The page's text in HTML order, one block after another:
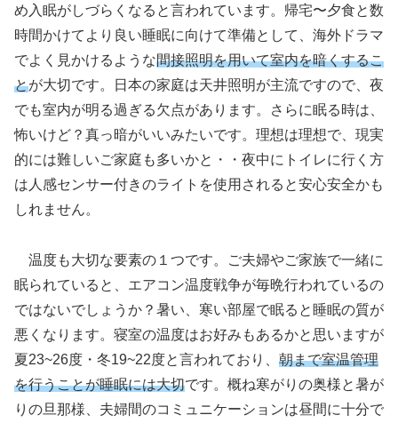
め入眠がしづらくなると言われています。帰宅〜夕食と数
時間かけてより良い睡眠に向けて準備として、海外ドラマ
でよく見かけるような間接照明を用いて室内を暗くするこ
とが大切です。日本の家庭は天井照明が主流ですので、夜
でも室内が明る過ぎる欠点があります。さらに眠る時は、
怖いけど？真っ暗がいいみたいです。理想は理想で、現実
的には難しいご家庭も多いかと・・夜中にトイレに行く方
は人感センサー付きのライトを使用されると安心安全かも
しれません。
温度も大切な要素の１つです。ご夫婦やご家族で一緒に
眠られていると、エアコン温度戦争が毎晩行われているの
ではないでしょうか？暑い、寒い部屋で眠ると睡眠の質が
悪くなります。寝室の温度はお好みもあるかと思いますが
夏23~26度・冬19~22度と言われており、 朝まで室温管理
を行うことが睡眠には大切です。概ね寒がりの奥様と暑が
りの旦那様、夫婦間のコミュニケーションは昼間に十分で